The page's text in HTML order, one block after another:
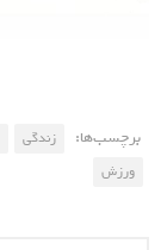
برچسب‌ها: زندگی
ورزش